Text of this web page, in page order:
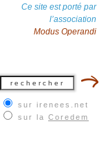
Ce site est porté par
l’association
Modus Operandi
sur irenees.net
sur la Coredem